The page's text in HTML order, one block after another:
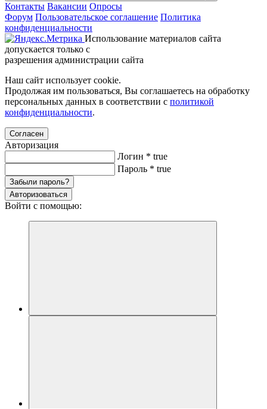
Контакты Вакансии Опросы
Форум Пользовательское соглашение Политика
конфиденциальности
Использование материалов сайта
допускается только с
разрешения администрации сайта
Наш сайт использует cookie.
Продолжая им пользоваться, Вы соглашаетесь на обработку
персональных данных в соответствии с политикой
конфиденциальности.
Согласен
Авторизация
Логин * true
Пароль * true
Забыли пароль?
Авторизоваться
Войти с помощью: